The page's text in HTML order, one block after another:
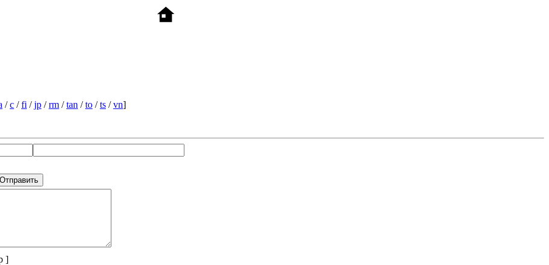
/c /fi /jp /rm /tan /to /ts /vn]
]